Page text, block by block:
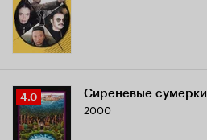
4.5
Рейтинг
Кинопоиска
4.0
4.0 Сиреневые сумерки
2000